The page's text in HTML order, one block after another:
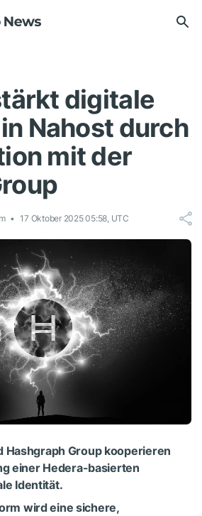
digitale
Nahost durch
mit der
17 Oktober 2025 05:58, UTC
Hashgraph Group kooperieren
einer Hedera-basierten
Identität.
wird eine sichere,